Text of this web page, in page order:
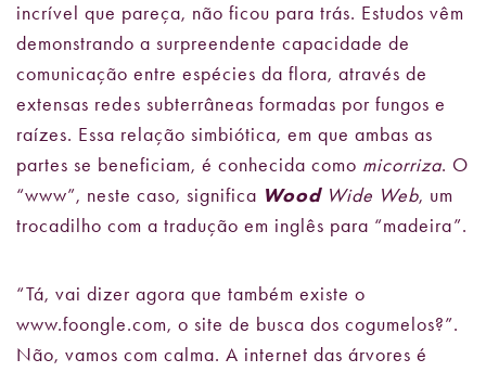
incrível que pareça, não ficou para trás. Estudos vêm
demonstrando a surpreendente capacidade de
comunicação entre espécies da flora, através de
extensas redes subterrâneas formadas por fungos e
raízes. Essa relação simbiótica, em que ambas as
partes se beneficiam, é conhecida como micorriza. O
“www”, neste caso, significa WoodWide Web, um
trocadilho com a tradução em inglês para “madeira”.
“Tá, vai dizer agora que também existe o
www.foongle.com, o site de busca dos cogumelos?”.
Não, vamos com calma. A internet das árvores é